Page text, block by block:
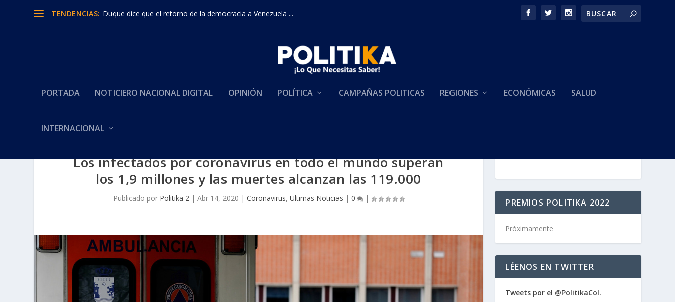
TENDENCIAS: Duque dice que el retorno de la democracia a Venezuela ...
PORTADA NOTICIERO NACIONAL DIGITAL OPINIÓN POLÍTICA CAMPAÑAS POLITICAS REGIONES ECONÓMICAS SALUD
INTERNACIONAL
Los infectados por coronavirus en todo el mundo superan
los 1,9 millones y las muertes alcanzan las 119.000
Publicado por Politika 2| Abr 14, 2020 | Coronavirus, Ultimas Noticias | 0 | PREMIOS POLITIKA 2022
Próximamente
LÉENOS EN TWITTER
Tweets por el @PolitikaCol.